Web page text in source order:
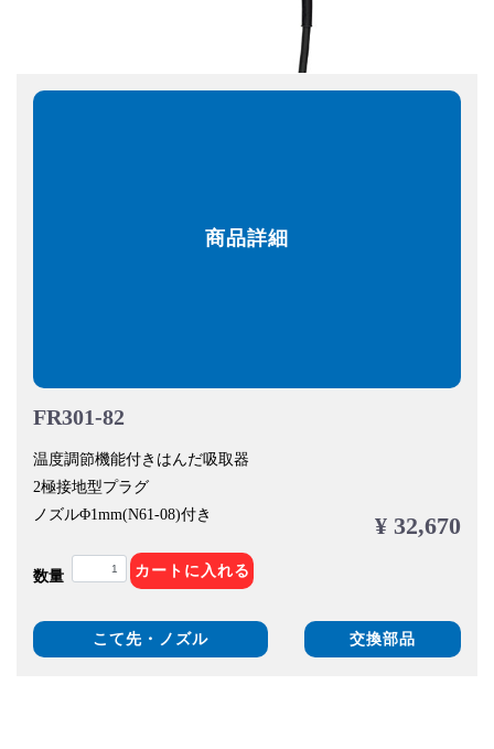
商品詳細
FR301-82
温度調節機能付きはんだ吸取器
2極接地型プラグ
ノズルΦ1mm(N61-08)付き
¥ 32,670
数量 カートに入れる
こて先・ノズル 交換部品